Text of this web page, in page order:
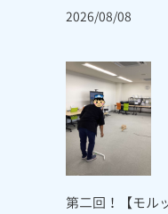
2026/08/08
第二回！【モル